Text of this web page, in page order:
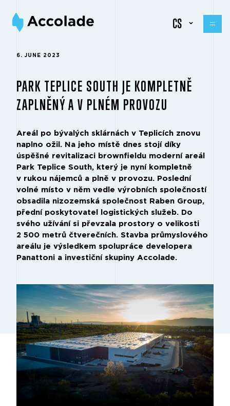
CS
6. JUNE 2023
PARK TEPLICE SOUTH JE KOMPLETNĚ
ZAPLNĚNÝ A V PLNÉM PROVOZU
Areál po bývalých sklárnách v Teplicích znovu
naplno ožil. Na jeho místě dnes stojí díky
úspěšné revitalizaci brownfieldu moderní areál
Park Teplice South, který je nyní kompletně
v rukou nájemců a plně v provozu. Poslední
volné místo v něm vedle výrobních společností
obsadila nizozemská společnost Raben Group,
přední poskytovatel logistických služeb. Do
svého užívání si převzala prostory o velikosti
2 500 metrů čtverečních. Stavba průmyslového
areálu je výsledkem spolupráce developera
Panattoni a investiční skupiny Accolade.